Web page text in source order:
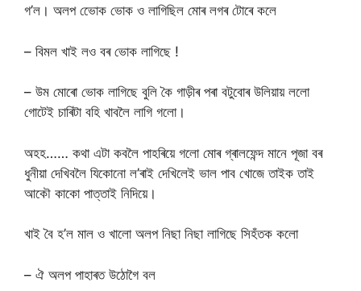
গ’ল। অলপ ভোেক ভোক ও লাগিছিল মোৰ লগৰ টোৰে কলে
– বিমল খাই লও বৰ ভোক লাগিছে !
– উম মোৰো ভোক লাগিছে বুলি কৈ গাড়ীৰ পৰা বটুবোৰ উলিয়ায় ললো
গোটেই চাৰিটা বহি খাবলৈ লাগি গলো।
অহহ…… কথা এটা কবলৈ পাহৰিয়ে গলো মোৰ গ্ৰালফেন্দ মানে পূজা বৰ
ধুনীয়া দেখিবলৈ যিকোনো ল’ৰাই দেখিলেই ভাল পাব খোজে তাইক তাই
আকৌ কাকো পাত্তাই নিদিয়ে।
খাই বৈ হ’ল মাল ও খালো অলপ নিছা নিছা লাগিছে সিহঁতক কলো
– ঐ অলপ পাহাৰত উঠোগৈ বল